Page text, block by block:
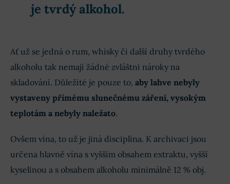
je tvrdý alkohol.
Ať už se jedná o rum, whisky či další druhy tvrdého
alkoholu tak nemají žádné zvláštní nároky na
skladování. Důležité je pouze to, aby lahve nebyly
vystaveny přímému slunečnému záření, vysokým
teplotám a nebyly naležato.
Ovšem vína, to už je jiná disciplína. K archivaci jsou
určena hlavně vína s vyšším obsahem extraktu, vyšší
kyselinou a s obsahem alkoholu minimálně 12 % obj.